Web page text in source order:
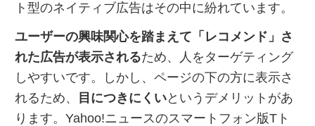
ト型のネイティブ広告はその中に紛れています。
ユーザーの興味関心を踏まえて「レコメンド」さ
れた広告が表示されるため、人をターゲティング
しやすいです。しかし、ページの下の方に表示さ
れるため、
目につきにくいというデメリットがあ
ります。Yahoo!ニュースのスマートフォン版Tト